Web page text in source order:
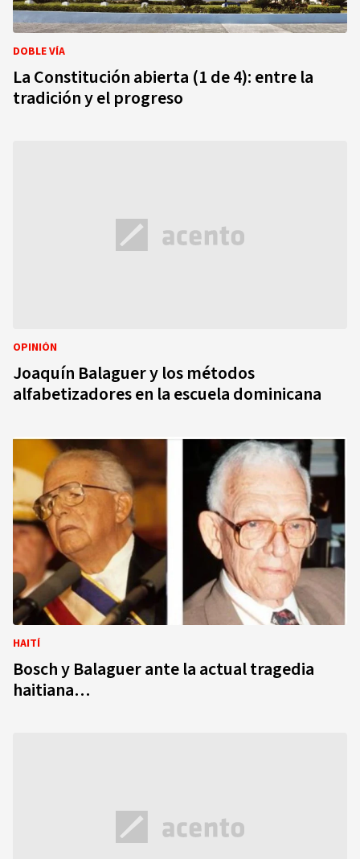
DOBLE VÍA
La Constitución abierta (1 de 4): entre la
tradición y el progreso
OPINIÓN
Joaquín Balaguer y los métodos
alfabetizadores en la escuela dominicana
HAITÍ
Bosch y Balaguer ante la actual tragedia
haitiana…